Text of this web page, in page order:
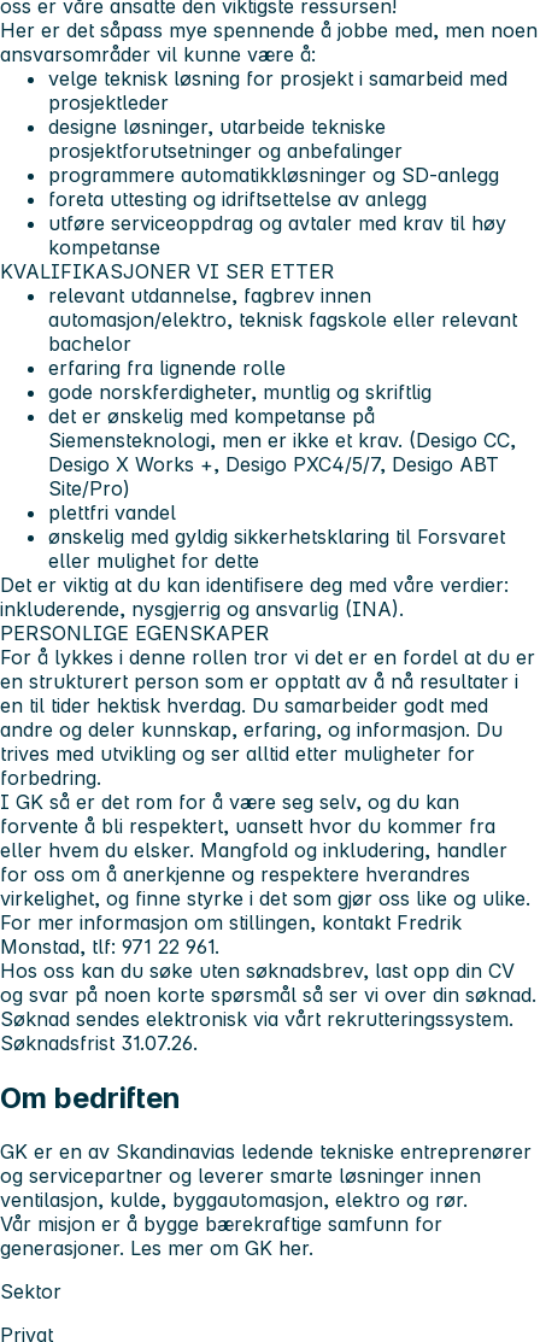
oss er våre ansatte den viktigste ressursen!
Her er det såpass mye spennende å jobbe med, men noen
ansvarsområder vil kunne være å:
velge teknisk løsning for prosjekt i samarbeid med
prosjektleder
designe løsninger, utarbeide tekniske
prosjektforutsetninger og anbefalinger
programmere automatikkløsninger og SD-anlegg
foreta uttesting og idriftsettelse av anlegg
utføre serviceoppdrag og avtaler med krav til høy
kompetanse
KVALIFIKASJONER VI SER ETTER
relevant utdannelse, fagbrev innen
automasjon/elektro, teknisk fagskole eller relevant
bachelor
erfaring fra lignende rolle
gode norskferdigheter, muntlig og skriftlig
det er ønskelig med kompetanse på
Siemensteknologi, men er ikke et krav. (Desigo CC,
Desigo X Works +, Desigo PXC4/5/7, Desigo ABT
Site/Pro)
plettfri vandel
ønskelig med gyldig sikkerhetsklaring til Forsvaret
eller mulighet for dette
Det er viktig at du kan identifisere deg med våre verdier:
inkluderende, nysgjerrig og ansvarlig (INA).
PERSONLIGE EGENSKAPER
For å lykkes i denne rollen tror vi det er en fordel at du er
en strukturert person som er opptatt av å nå resultater i
en til tider hektisk hverdag. Du samarbeider godt med
andre og deler kunnskap, erfaring, og informasjon. Du
trives med utvikling og ser alltid etter muligheter for
forbedring.
I GK så er det rom for å være seg selv, og du kan
forvente å bli respektert, uansett hvor du kommer fra
eller hvem du elsker. Mangfold og inkludering, handler
for oss om å anerkjenne og respektere hverandres
virkelighet, og finne styrke i det som gjør oss like og ulike.
For mer informasjon om stillingen, kontakt Fredrik
Monstad, tlf: 971 22 961.
Hos oss kan du søke uten søknadsbrev, last opp din CV
og svar på noen korte spørsmål så ser vi over din søknad.
Søknad sendes elektronisk via vårt rekrutteringssystem.
Søknadsfrist 31.07.26.
Om bedriften
GK er en av Skandinavias ledende tekniske entreprenører
og servicepartner og leverer smarte løsninger innen
ventilasjon, kulde, byggautomasjon, elektro og rør.
Vår misjon er å bygge bærekraftige samfunn for
generasjoner. Les mer om GK her.
Sektor
Privat